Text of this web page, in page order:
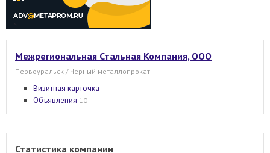
Межрегиональная Стальная Компания, ООО
Первоуральск / Черный металлопрокат
Визитная карточка
Объявления 10
Статистика компании